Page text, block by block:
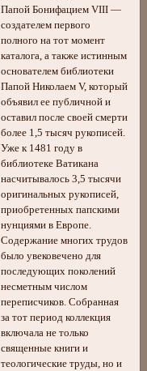
Папой Бонифацием VIII —
создателем первого
полного на тот момент
каталога, а также истинным
основателем библиотеки
Папой Николаем V, который
объявил ее публичной и
оставил после своей смерти
более 1,5 тысяч рукописей.
Уже к 1481 году в
библиотеке Ватикана
насчитывалось 3,5 тысячи
оригинальных рукописей,
приобретенных папскими
нунциями в Европе.
Содержание многих трудов
было увековечено для
последующих поколений
несметным числом
переписчиков. Собранная
за тот период коллекция
включала не только
священные книги и
теологические труды, но и